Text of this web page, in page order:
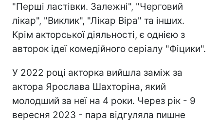
"Перші ластівки. Залежні", "Черговий
лікар", "Виклик", "Лікар Віра" та інших.
Крім акторської діяльності, є однією з
авторок ідеї комедійного серіалу "Фіцики".
У 2022 році акторка вийшла заміж за
актора Ярослава Шахторіна, який
молодший за неї на 4 роки. Через рік - 9
вересня 2023 - пара відгуляла пишне